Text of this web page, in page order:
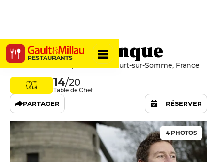
RESTAURANTS
Le Saltimbanque
1500 Rue du 8 Mai, 80580 Eaucourt-sur-Somme, France
14/20
Table de Chef
PARTAGER RÉSERVER
4 PHOTOS